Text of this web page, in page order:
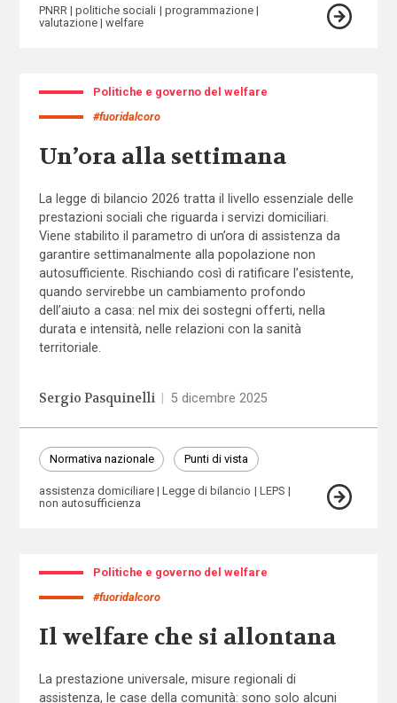
PNRR politiche sociali
programmazione
valutazione
welfare
Politiche e governo del welfare
#fuoridalcoro
Un’ora alla settimana
La legge di bilancio 2026 tratta il livello essenziale delle
prestazioni sociali che riguarda i servizi domiciliari.
Viene stabilito il parametro di un’ora di assistenza da
garantire settimanalmente alla popolazione non
autosufficiente. Rischiando così di ratificare l’esistente,
quando servirebbe un cambiamento profondo
dell’aiuto a casa: nel mix dei sostegni offerti, nella
durata e intensità, nelle relazioni con la sanità
territoriale.
Sergio Pasquinelli 5 dicembre 2025
Normativa nazionale Punti di vista
assistenza domiciliare Legge di bilancio
LEPS
non autosufficienza
Politiche e governo del welfare
#fuoridalcoro
Il welfare che si allontana
La prestazione universale, misure regionali di
assistenza, le case della comunità: sono solo alcuni